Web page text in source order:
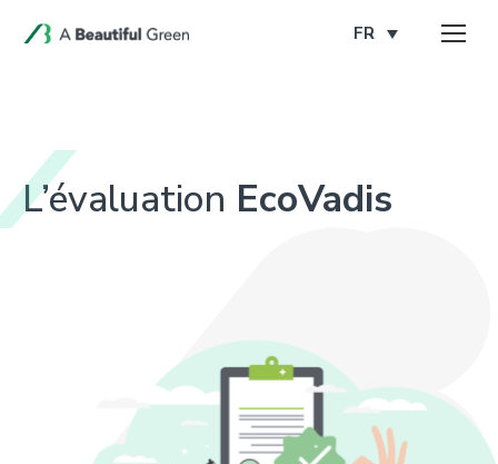
FR
L’évaluation EcoVadis